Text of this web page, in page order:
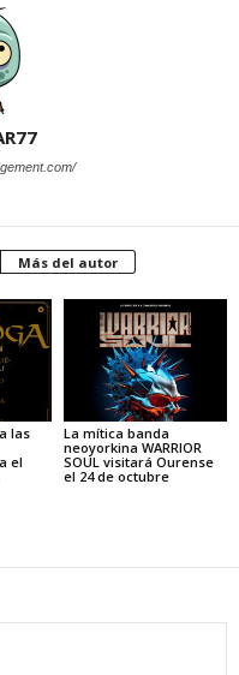
Más del autor
las
el
La mítica banda
neoyorkina WARRIOR
SOUL visitará Ourense
el 24 de octubre